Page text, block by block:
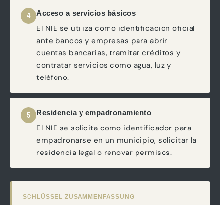
4 Acceso a servicios básicos
El NIE se utiliza como identificación oficial
ante bancos y empresas para abrir
cuentas bancarias, tramitar créditos y
contratar servicios como agua, luz y
teléfono.
5 Residencia y empadronamiento
El NIE se solicita como identificador para
empadronarse en un municipio, solicitar la
residencia legal o renovar permisos.
SCHLÜSSEL ZUSAMMENFASSUNG